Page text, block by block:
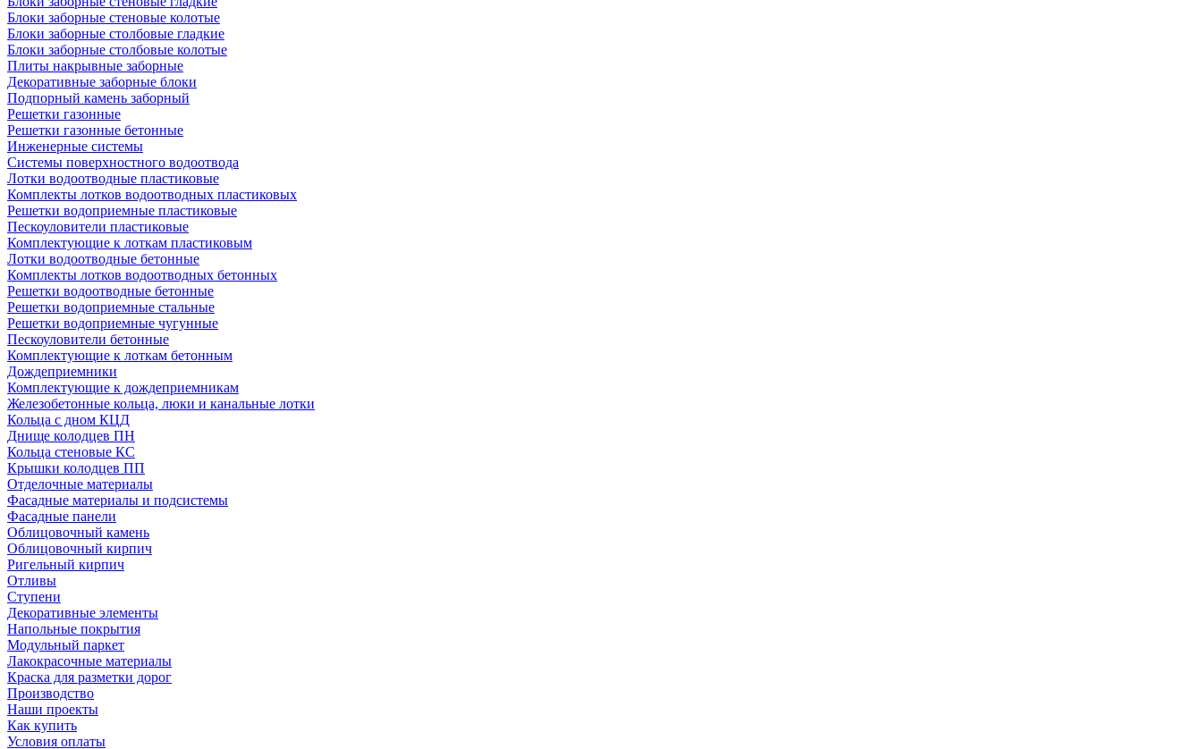
Блоки заборные стеновые колотые
Блоки заборные столбовые гладкие
Блоки заборные столбовые колотые
Плиты накрывные заборные
Декоративные заборные блоки
Подпорный камень заборный
Решетки газонные
Решетки газонные бетонные
Инженерные системы
Системы поверхностного водоотвода
Лотки водоотводные пластиковые
Комплекты лотков водоотводных пластиковых
Решетки водоприемные пластиковые
Пескоуловители пластиковые
Комплектующие к лоткам пластиковым
Лотки водоотводные бетонные
Комплекты лотков водоотводных бетонных
Решетки водоотводные бетонные
Решетки водоприемные стальные
Решетки водоприемные чугунные
Пескоуловители бетонные
Комплектующие к лоткам бетонным
Дождеприемники
Комплектующие к дождеприемникам
Железобетонные кольца, люки и канальные лотки
Кольца с дном КЦД
Днище колодцев ПН
Кольца стеновые КС
Крышки колодцев ПП
Отделочные материалы
Фасадные материалы и подсистемы
Фасадные панели
Облицовочный камень
Облицовочный кирпич
Ригельный кирпич
Отливы
Ступени
Декоративные элементы
Напольные покрытия
Модульный паркет
Лакокрасочные материалы
Краска для разметки дорог
Производство
Наши проекты
Как купить
Условия оплаты